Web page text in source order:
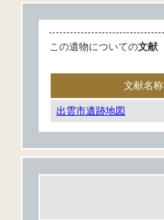
この遺物についての文献
文献名称
出雲市遺跡地図